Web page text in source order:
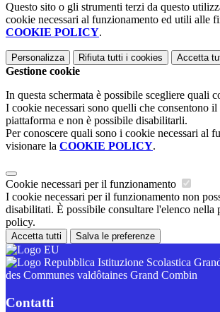
Questo sito o gli strumenti terzi da questo
cookie necessari al funzionamento ed utili alle
COOKIE POLICY.
Personalizza Rifiuta tutti i cookies Accetta
Gestione cookie
In questa schermata è possibile scegliere quali
I cookie necessari sono quelli che consentono
piattaforma e non è possibile disabilitarli.
Per conoscere quali sono i cookie necessari al
visionare la COOKIE POLICY.
Cookie necessari per il funzionamento
I cookie necessari per il funzionamento non
disabilitati. È possibile consultare l'elenco nella
policy.
Accetta tutti Salva le preferenze
Istituzione Scolastica
des Communes valdôtaines Grand Combin
Contatti